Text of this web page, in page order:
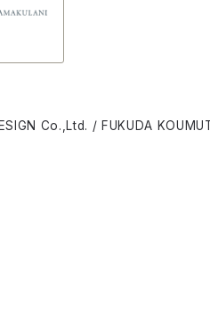
Co.,Ltd. / FUKUDA